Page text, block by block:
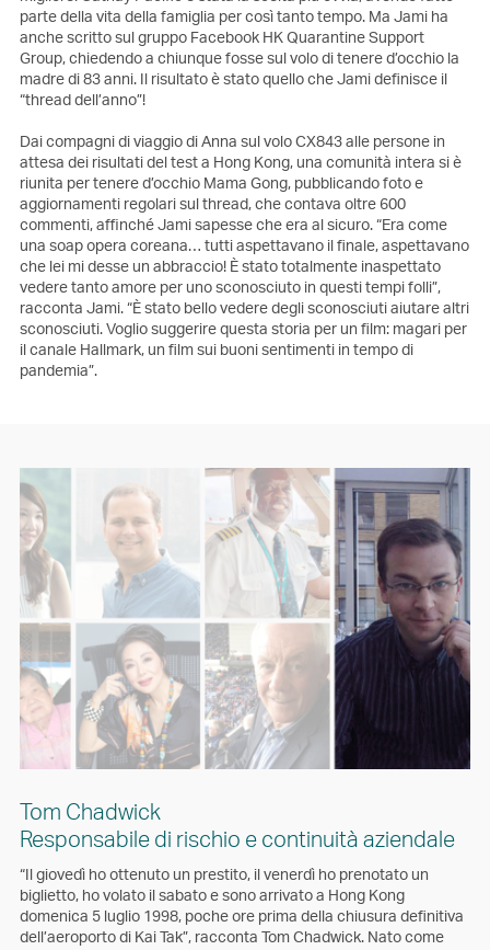
parte della vita della famiglia per così tanto tempo. Ma Jami ha
anche scritto sul gruppo Facebook HK Quarantine Support
Group, chiedendo a chiunque fosse sul volo di tenere d’occhio la
madre di 83 anni. Il risultato è stato quello che Jami definisce il
“thread dell’anno”!
Dai compagni di viaggio di Anna sul volo CX843 alle persone in
attesa dei risultati del test a Hong Kong, una comunità intera si è
riunita per tenere d’occhio Mama Gong, pubblicando foto e
aggiornamenti regolari sul thread, che contava oltre 600
commenti, affinché Jami sapesse che era al sicuro. “Era come
una soap opera coreana… tutti aspettavano il finale, aspettavano
che lei mi desse un abbraccio! È stato totalmente inaspettato
vedere tanto amore per uno sconosciuto in questi tempi folli”,
racconta Jami. “È stato bello vedere degli sconosciuti aiutare altri
sconosciuti. Voglio suggerire questa storia per un film: magari per
il canale Hallmark, un film sui buoni sentimenti in tempo di
pandemia”.
Tom Chadwick
Responsabile di rischio e continuità aziendale
“Il giovedì ho ottenuto un prestito, il venerdì ho prenotato un
biglietto, ho volato il sabato e sono arrivato a Hong Kong
domenica 5 luglio 1998, poche ore prima della chiusura definitiva
dell’aeroporto di Kai Tak”, racconta Tom Chadwick. Nato come